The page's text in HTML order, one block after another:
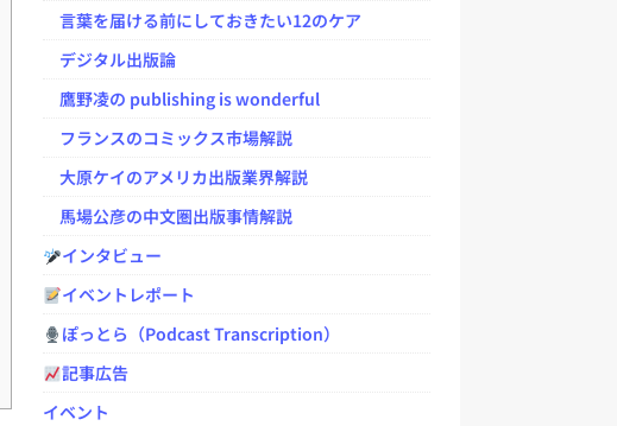
言葉を届ける前にしておきたい12のケア
デジタル出版論
鷹野凌の publishing is wonderful
フランスのコミックス市場解説
大原ケイのアメリカ出版業界解説
馬場公彦の中文圏出版事情解説
インタビュー
イベントレポート
ぽっとら（Podcast Transcription）
記事広告
イベント